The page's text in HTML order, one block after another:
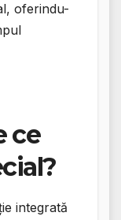
oferindu-
ce
integrată